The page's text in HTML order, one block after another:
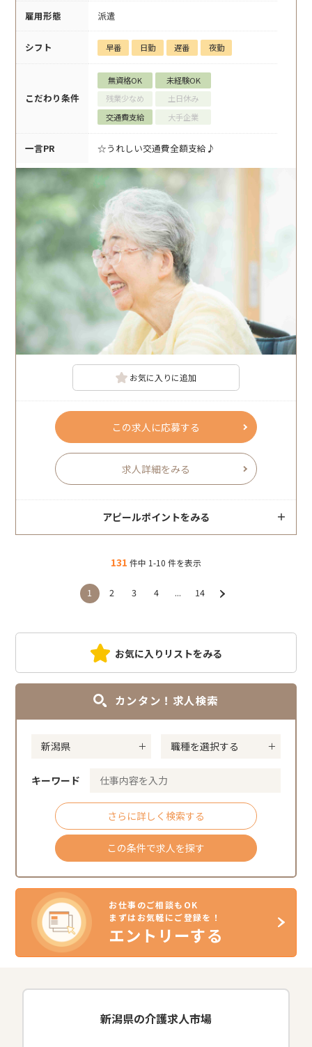
雇用形態 派遣
シフト 早番 日勤 遅番 夜勤
こだわり条件
無資格OK
未経験OK
残業少なめ
土日休み
交通費支給
大手企業
一言PR ☆うれしい交通費全額支給♪
お気に入りに追加
この求人に応募する
求人詳細をみる
アピールポイントをみる
131 件中 1-10 件を表示
1 2 3 4 ... 14
お気に入りリストをみる
カンタン！求人検索
キーワード
さらに詳しく検索する
この条件で求人を探す
お仕事のご相談もOK
まずはお気軽にご登録を！
エントリーする
新潟県の介護求人市場